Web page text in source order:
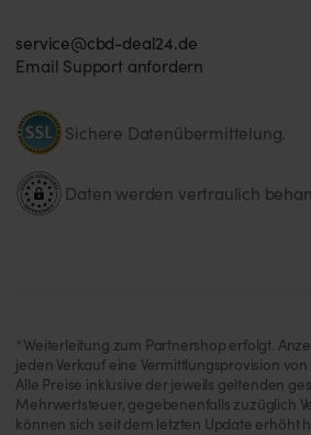
service@cbd-deal24.de
Email Support anfordern
Sichere Datenübermittelung.
Daten werden vertraulich
*Weiterleitung zum Partnershop erfolgt.
jeden Verkauf eine Vermittlungsprovision
Alle Preise inklusive der jeweils geltenden
Mehrwertsteuer, gegebenenfalls zuzüglich
können sich seit dem letzten Update erhöht